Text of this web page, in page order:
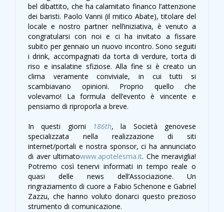
bel dibattito, che ha calamitato financo l’attenzione
dei baristi. Paolo Vanni (il mitico Abate), titolare del
locale e nostro partner nell’iniziativa, è venuto a
congratularsi con noi e ci ha invitato a fissare
subito per gennaio un nuovo incontro. Sono seguiti
i drink, accompagnati da torta di verdure, torta di
riso e insalatine sfiziose. Alla fine si è creato un
clima veramente conviviale, in cui tutti si
scambiavano opinioni. Proprio quello che
volevamo! La formula dell’evento è vincente e
pensiamo di riproporla a breve.
In questi giorni 186th, la Società genovese
specializzata nella realizzazione di siti
internet/portali e nostra sponsor, ci ha annunciato
di aver ultimatowww.apotelesma.it. Che meraviglia!
Potremo così tenervi informati in tempo reale o
quasi delle news dell’Associazione. Un
ringraziamento di cuore a Fabio Schenone e Gabriel
Zazzu, che hanno voluto donarci questo prezioso
strumento di comunicazione.